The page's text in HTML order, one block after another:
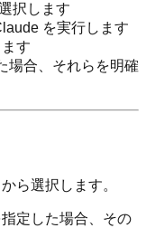
択します
を実行します
す
場合、それらを明確
から選択します。
定した場合、その